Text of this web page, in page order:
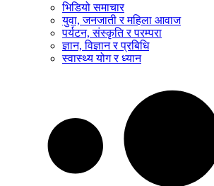
भिडियो समाचार
युवा, जनजाती र महिला आवाज
पर्यटन, संस्कृति र परम्परा
ज्ञान, विज्ञान र प्रबिधि
स्वास्थ्य योग र ध्यान